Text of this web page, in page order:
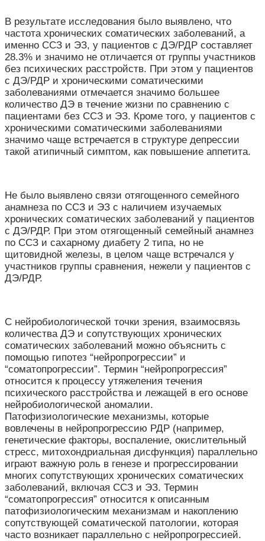
В результате исследования было выявлено, что
частота хронических соматических заболеваний, а
именно ССЗ и ЭЗ, у пациентов с ДЭ/РДР составляет
28.3% и значимо не отличается от группы участников
без психических расстройств. При этом у пациентов
с ДЭ/РДР и хроническими соматическими
заболеваниями отмечается значимо большее
количество ДЭ в течение жизни по сравнению с
пациентами без ССЗ и ЭЗ. Кроме того, у пациентов с
хроническими соматическими заболеваниями
значимо чаще встречается в структуре депрессии
такой атипичный симптом, как повышение аппетита.
Не было выявлено связи отягощенного семейного
анамнеза по ССЗ и ЭЗ с наличием изучаемых
хронических соматических заболеваний у пациентов
с ДЭ/РДР. При этом отягощенный семейный анамнез
по ССЗ и сахарному диабету 2 типа, но не
щитовидной железы, в целом чаще встречался у
участников группы сравнения, нежели у пациентов с
ДЭ/РДР.
С нейробиологической точки зрения, взаимосвязь
количества ДЭ и сопутствующих хронических
соматических заболеваний можно объяснить с
помощью гипотез “нейропрогрессии” и
“соматопрогрессии”. Термин “нейропрогрессия”
относится к процессу утяжеления течения
психического расстройства и лежащей в его основе
нейробиологической аномалии.
Патофизиологические механизмы, которые
вовлечены в нейропрогрессию РДР (например,
генетические факторы, воспаление, окислительный
стресс, митохондриальная дисфункция) параллельно
играют важную роль в генезе и прогрессировании
многих сопутствующих хронических соматических
заболеваний, включая ССЗ и ЭЗ. Термин
“соматопрогрессия” относится к описанным
патофизиологическим механизмам и накоплению
сопутствующей соматической патологии, которая
часто возникает параллельно с нейропрогрессией.